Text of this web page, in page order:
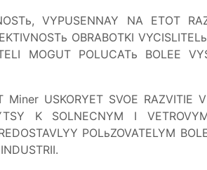
VYPUSENNAY NA ETOT
OBRABOTKI
MOGUT POLUCATь BOLEE
USKORYET SVOE RAZVITIE
K SOLNECNYM I
POLьZOVATELYM